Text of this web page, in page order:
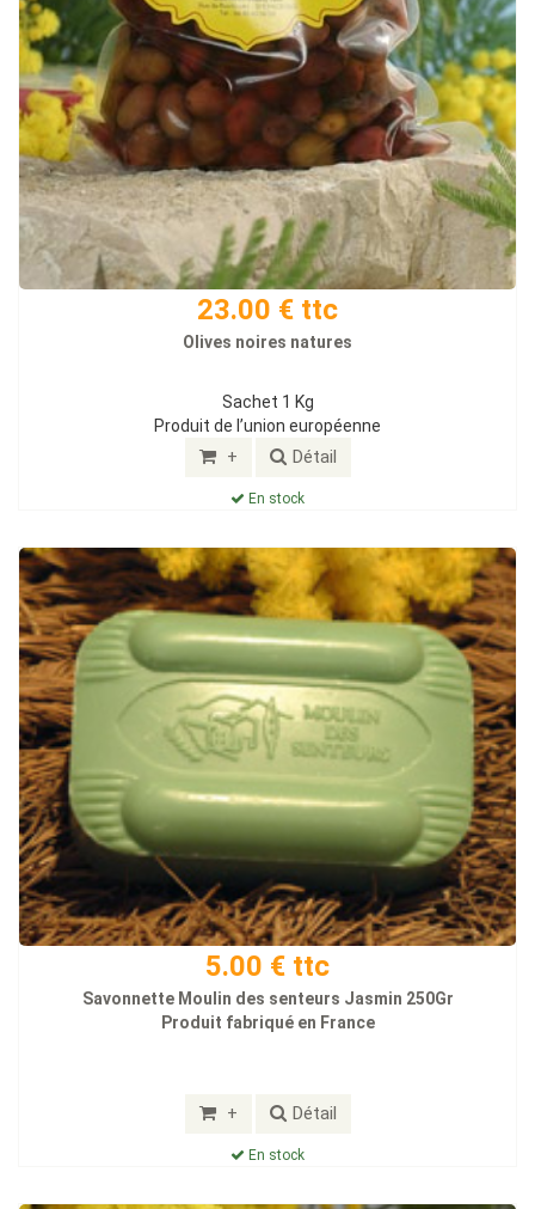
23.00 € ttc
Olives noires natures
Sachet 1 Kg
Produit de l’union européenne
+ Détail
En stock
5.00 € ttc
Savonnette Moulin des senteurs Jasmin 250Gr
Produit fabriqué en France
+ Détail
En stock